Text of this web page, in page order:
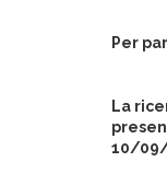
Per
La
10/